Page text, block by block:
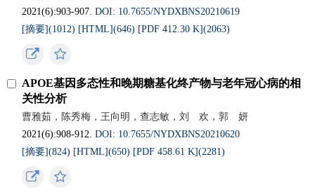
2021(6):903-907.DOI: 10.7655/NYDXBNS20210619
[摘要](1012) [HTML](646) [PDF 412.30 K](2063)
APOE基因多态性和晚期糖基化终产物与老年冠心病的相
关性分析
曹雅茹，陈秀梅，王向明，查志敏，刘 欢，郭 妍
2021(6):908-912.DOI: 10.7655/NYDXBNS20210620
[摘要](824) [HTML](650) [PDF 458.61 K](2281)